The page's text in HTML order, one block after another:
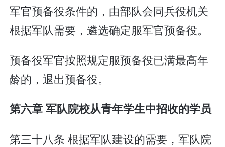
军官预备役条件的，由部队会同兵役机关
根据军队需要，遴选确定服军官预备役。
预备役军官按照规定服预备役已满最高年
龄的，退出预备役。
第六章 军队院校从青年学生中招收的学员
第三十八条 根据军队建设的需要，军队院